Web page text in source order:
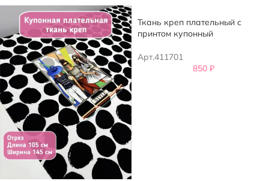
Ткань креп плательный с
принтом купонный
Арт.411701
850 ₽